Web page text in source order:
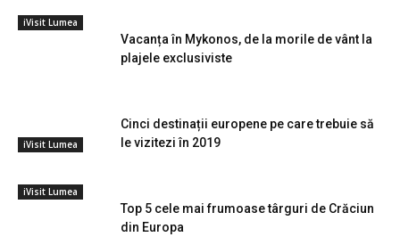
iVisit Lumea
Vacanța în Mykonos, de la morile de vânt la
plajele exclusiviste
iVisit Lumea
Cinci destinații europene pe care trebuie să
le vizitezi în 2019
iVisit Lumea
Top 5 cele mai frumoase târguri de Crăciun
din Europa